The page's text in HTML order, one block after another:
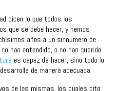
dicen lo que todos los
que se debe hacer, y hemos
años a un sinnúmero de
han entendido, o no han querido
es capaz de hacer, sino todo lo
de manera adecuada.
de las mismas, los cuales cito: